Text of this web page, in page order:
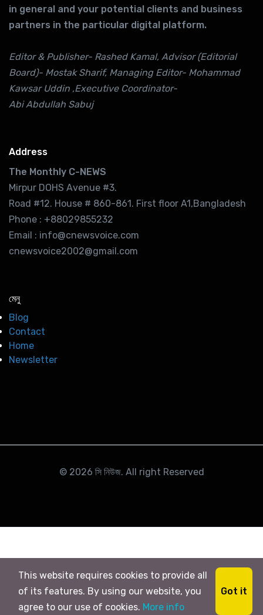
in general and your potential clients and business
partners in the particular digital platform.
Editor & Publisher- Rashed Kamal, Advisor (Editorial
Board)- Mostak Sharif, Managing Editor- Mohammad
Kawsar Uddin ,Executive Coordinator-
Abi Abdullah Sabuj
Address
The Monthly C-NEWS
Mirpur DOHS Avenue #3.
Road #12. House # 860-861. First floor A1,Bangladesh
Phone : +88029855232
Email : info@cnewsvoice.com
cnewsvoice2002@gmail.com
মেনু
Blog
Contact
Home
Newsletter
© 2026 সি নিউজ. All right Reserved
This website requires cookies to provide all
of its features. By using our website, you
agree to our use of cookies. More info
Got it